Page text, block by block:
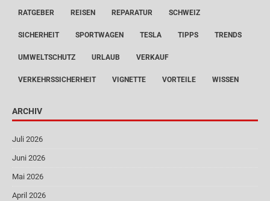
RATGEBER REISEN REPARATUR SCHWEIZ
SICHERHEIT SPORTWAGEN TESLA TIPPS TRENDS
UMWELTSCHUTZ URLAUB VERKAUF
VERKEHRSSICHERHEIT VIGNETTE VORTEILE WISSEN
ARCHIV
Juli 2026
Juni 2026
Mai 2026
April 2026